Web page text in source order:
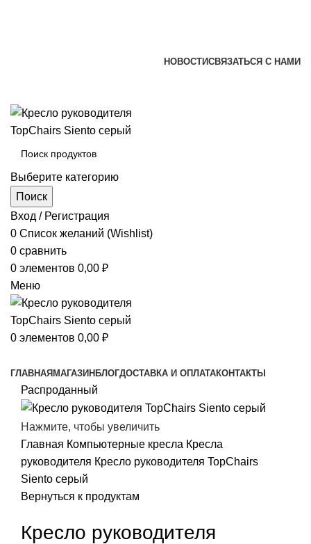
НОВОСТИСВЯЗАТЬСЯ С НАМИ
Выберите категорию
Поиск
Вход / Регистрация
0 Список желаний (Wishlist)
0 сравнить
0 элементов 0,00 ₽
Меню
0 элементов 0,00 ₽
ГЛАВНАЯ МАГАЗИН БЛОГДОСТАВКА И ОПЛАТАКОНТАКТЫ
Распроданный
Нажмите, чтобы увеличить
Главная Компьютерные кресла Кресла
руководителя Кресло руководителя TopChairs
Siento серый
Вернуться к продуктам
Кресло руководителя